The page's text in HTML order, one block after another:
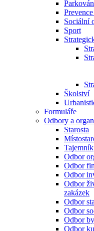
Sociální
Sport
Školství
Formuláře
Odbory a
Starosta
Tajemník
Odbor
Odbor
Odbor
Odbor
zakázek
Odbor
Odbor
Odbor
Odbor